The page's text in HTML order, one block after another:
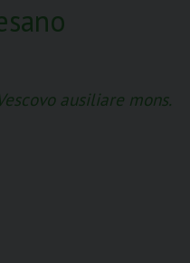
ausiliare mons.